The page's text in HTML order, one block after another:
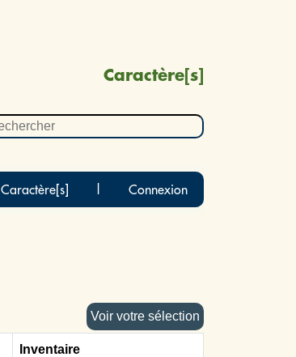
Caractère[s]
Caractère[s] Connexion
Voir votre sélection
Inventaire